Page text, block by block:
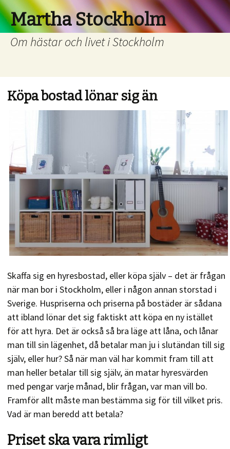
Martha Stockholm
Om hästar och livet i Stockholm
Köpa bostad lönar sig än
Skaffa sig en hyresbostad, eller köpa själv – det är frågan
när man bor i Stockholm, eller i någon annan storstad i
Sverige. Huspriserna och priserna på bostäder är sådana
att ibland lönar det sig faktiskt att köpa en ny istället
för att hyra. Det är också så bra läge att låna, och lånar
man till sin lägenhet, då betalar man ju i slutändan till sig
själv, eller hur? Så när man väl har kommit fram till att
man heller betalar till sig själv, än matar hyresvärden
med pengar varje månad, blir frågan, var man vill bo.
Framför allt måste man bestämma sig för till vilket pris.
Vad är man beredd att betala?
Priset ska vara rimligt